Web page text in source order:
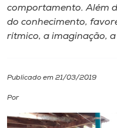
Diplomados
Cultura
CPA
Biblioteca
comportamento. Além
do conhecimento,
rítmico, a imaginação,
Publicado em 21/03/2019
Por